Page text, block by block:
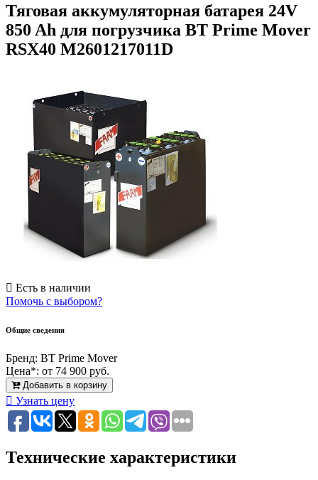
Тяговая аккумуляторная батарея 24V
850 Ah для погрузчика BT Prime Mover
RSX40 M2601217011D
Есть в наличии
Помочь с выбором?
Общие сведения
Бренд: BT Prime Mover
Цена*: от 74 900 руб.
Добавить в корзину
Узнать цену
Технические характеристики